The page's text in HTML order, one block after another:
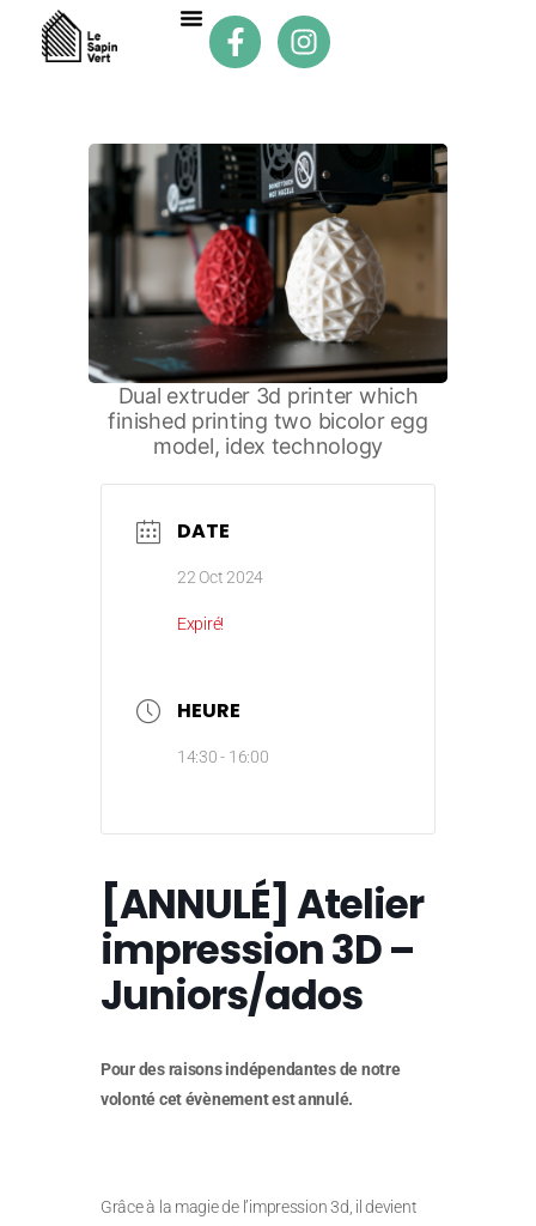
Dual extruder 3d printer which
finished printing two bicolor egg
model, idex technology
DATE
22 Oct 2024
Expiré!
HEURE
14:30 - 16:00
[ANNULÉ] Atelier
impression 3D –
Juniors/ados
Pour des raisons indépendantes de notre
volonté cet évènement est annulé.
Grâce à la magie de l’impression 3d, il devient